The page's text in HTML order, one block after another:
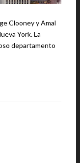
Clooney y Amal
York. La
departamento